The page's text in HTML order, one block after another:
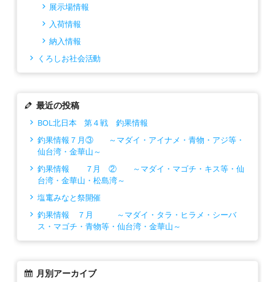
展示場情報
入荷情報
納入情報
くろしお社会活動
最近の投稿
BOL北日本 第４戦 釣果情報
釣果情報７月③ ～マダイ・アイナメ・青物・アジ等・
仙台湾・金華山～
釣果情報 ７月 ② ～マダイ・マゴチ・キス等・仙
台湾・金華山・松島湾～
塩竃みなと祭開催
釣果情報 ７月 ～マダイ・タラ・ヒラメ・シーバ
ス・マゴチ・青物等・仙台湾・金華山～
月別アーカイブ